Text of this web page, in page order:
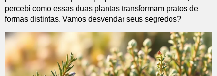
percebi como essas duas plantas transformam pratos de
formas distintas. Vamos desvendar seus segredos?